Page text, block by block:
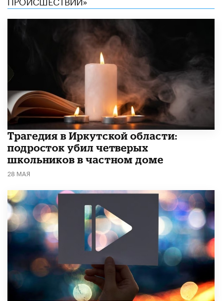
Трагедия в Иркутской области:
подросток убил четверых
школьников в частном доме
28 МАЯ